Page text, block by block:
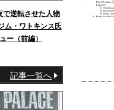
で逆転させた人物
・ワトキンス氏
ー（前編）
記事一覧へ